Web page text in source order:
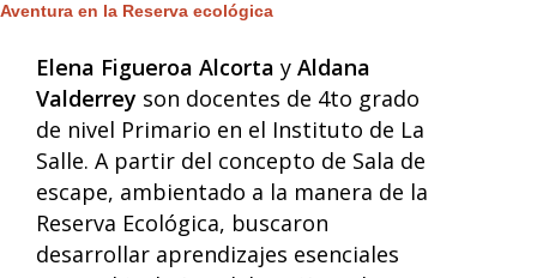
Aventura en la Reserva ecológica
Elena Figueroa Alcorta y Aldana
Valderrey son docentes de 4to grado
de nivel Primario en el Instituto de La
Salle. A partir del concepto de Sala de
escape, ambientado a la manera de la
Reserva Ecológica, buscaron
desarrollar aprendizajes esenciales